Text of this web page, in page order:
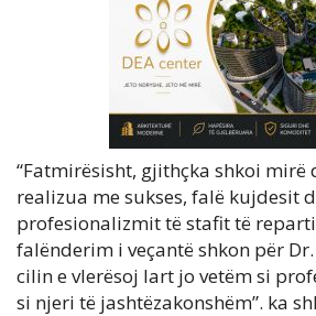
“Fatmirësisht, gjithçka shkoi mirë
realizua me sukses, falë kujdesit
profesionalizmit të stafit të
falënderim i veçantë shkon për
cilin e vlerësoj lart jo vetëm si
si njeri të jashtëzakonshëm”. ka